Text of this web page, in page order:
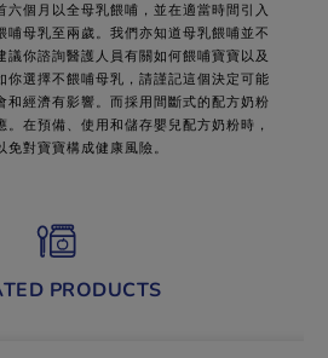
六個月以全母乳餵哺，並在適當時間引入
哺母乳至兩歲。我們亦知道母乳餵哺並不
議你諮詢醫護人員有關如何餵哺寶寶以及
你選擇不餵哺母乳，請謹記這個決定可能
和經濟有影響。而採用間斷式的配方奶粉
在預備、使用和儲存嬰兒配方奶粉時，
對寶寶構成健康風險。
PRODUCTS